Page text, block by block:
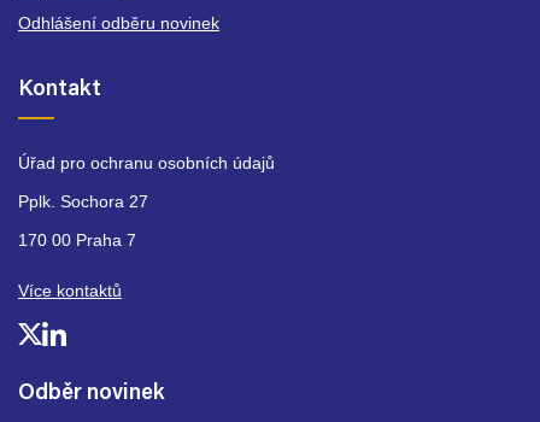
Odběr novinek
Odhlášení odběru novinek
Kontakt
Úřad pro ochranu osobních údajů
Pplk. Sochora 27
170 00 Praha 7
Více kontaktů